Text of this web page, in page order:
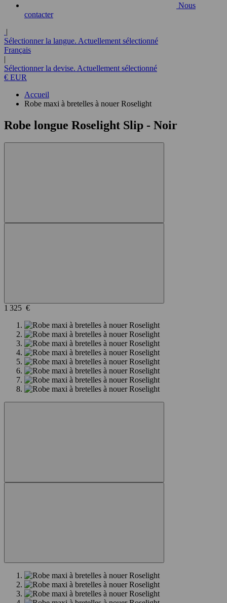
Nous
contacter
|
Sélectionner la langue. Actuellement sélectionné
Français
|
Sélectionner la devise. Actuellement sélectionné
€ EUR
Accueil
Robe maxi à bretelles à nouer Roselight
Robe longue Roselight Slip - Noir
1 325 €